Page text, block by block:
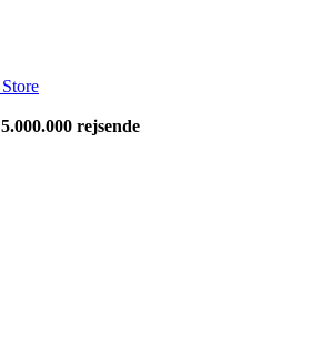
5.000.000 rejsende